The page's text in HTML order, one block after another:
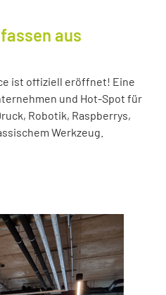
aus
ist offiziell eröffnet! Eine
und Hot-Spot für
Robotik, Raspberrys,
Werkzeug.